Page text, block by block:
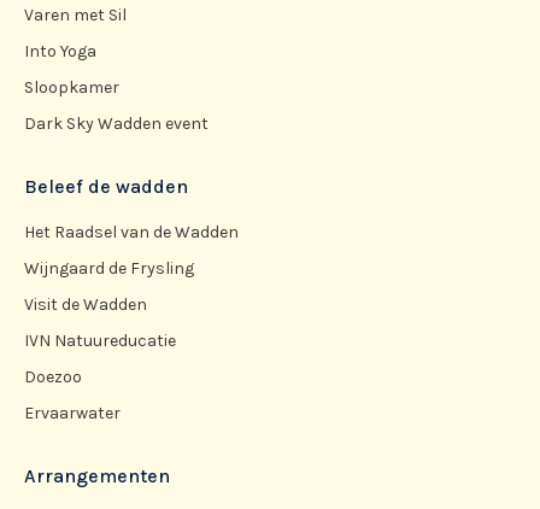
Varen met Sil
Into Yoga
Sloopkamer
Dark Sky Wadden event
Beleef de wadden
Het Raadsel van de Wadden
Wijngaard de Frysling
Visit de Wadden
IVN Natuureducatie
Doezoo
Ervaarwater
Arrangementen